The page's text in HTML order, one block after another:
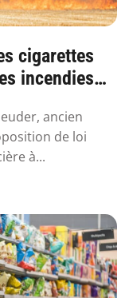
cigarettes
incendies
ancien
de loi
à...